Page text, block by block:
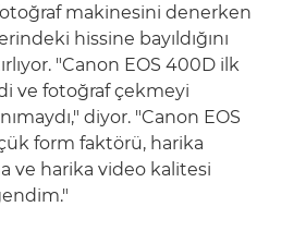
makinesini denerken
hissine bayıldığını
"Canon EOS 400D ilk
ve fotoğraf çekmeyi
diyor. "Canon EOS
form faktörü, harika
ve harika video kalitesi